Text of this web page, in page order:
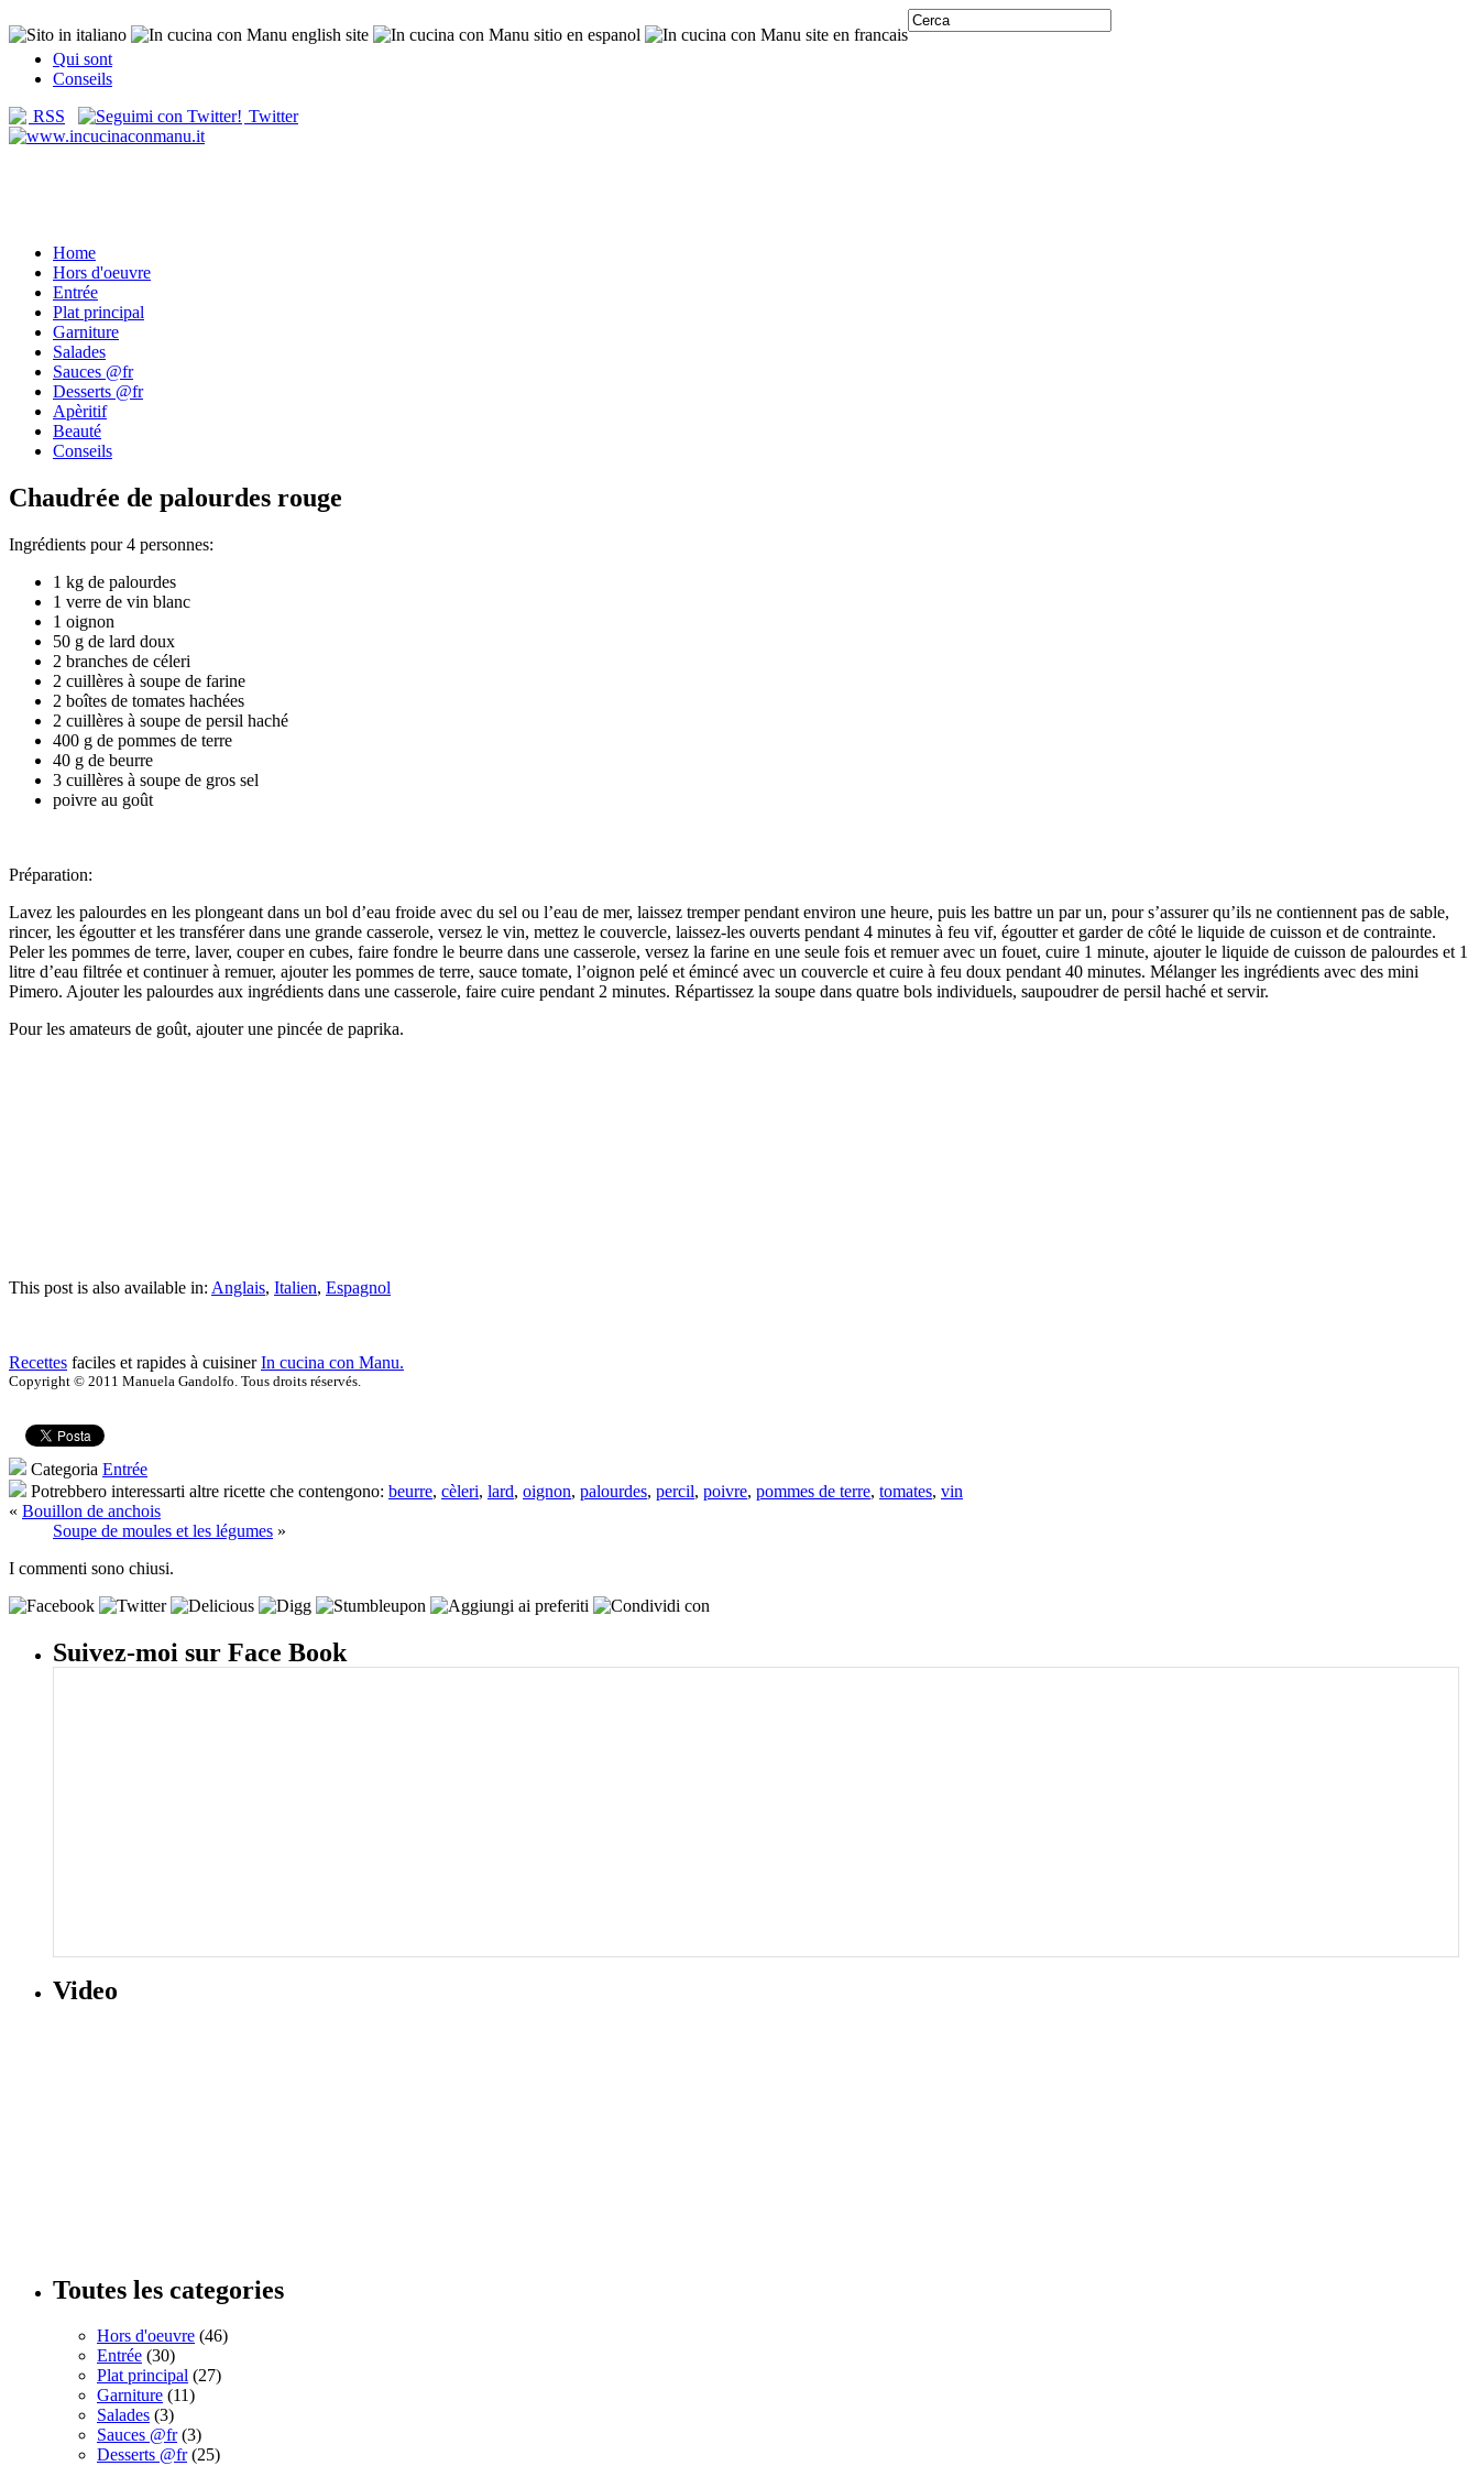
Qui sont
Conseils
RSS
Twitter
Home
Hors d'oeuvre
Entrée
Plat principal
Garniture
Salades
Sauces @fr
Desserts @fr
Apèritif
Beauté
Conseils
Chaudrée de palourdes rouge
Ingrédients pour 4 personnes:
1 kg de palourdes
1 verre de vin blanc
1 oignon
50 g de lard doux
2 branches de céleri
2 cuillères à soupe de farine
2 boîtes de tomates hachées
2 cuillères à soupe de persil haché
400 g de pommes de terre
40 g de beurre
3 cuillères à soupe de gros sel
poivre au goût
Préparation:
Lavez les palourdes en les plongeant dans un bol d’eau froide avec du sel ou l’eau de mer, laissez tremper pendant environ une heure, puis les battre un par un, pour s’assurer qu’ils ne contiennent pas de sable,
rincer, les égoutter et les transférer dans une grande casserole, versez le vin, mettez le couvercle, laissez-les ouverts pendant 4 minutes à feu vif, égoutter et garder de côté le liquide de cuisson et de contrainte.
Peler les pommes de terre, laver, couper en cubes, faire fondre le beurre dans une casserole, versez la farine en une seule fois et remuer avec un fouet, cuire 1 minute, ajouter le liquide de cuisson de palourdes et 1
litre d’eau filtrée et continuer à remuer, ajouter les pommes de terre, sauce tomate, l’oignon pelé et émincé avec un couvercle et cuire à feu doux pendant 40 minutes. Mélanger les ingrédients avec des mini
Pimero. Ajouter les palourdes aux ingrédients dans une casserole, faire cuire pendant 2 minutes. Répartissez la soupe dans quatre bols individuels, saupoudrer de persil haché et servir.
Pour les amateurs de goût, ajouter une pincée de paprika.
This post is also available in: Anglais, Italien, Espagnol
Recettes faciles et rapides à cuisinerIn cucina con Manu.
Copyright © 2011 Manuela Gandolfo. Tous droits réservés.
Categoria Entrée
Potrebbero interessarti altre ricette che contengono: beurre, cèleri, lard, oignon, palourdes, percil, poivre, pommes de terre, tomates, vin
« Bouillon de anchois
Soupe de moules et les légumes »
I commenti sono chiusi.
Suivez-moi sur Face Book
Video
Toutes les categories
Hors d'oeuvre (46)
Entrée (30)
Plat principal (27)
Garniture (11)
Salades (3)
Sauces @fr(3)
Desserts @fr(25)